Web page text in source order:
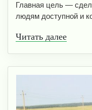
Главная цель —
людям доступной и
Читать далее